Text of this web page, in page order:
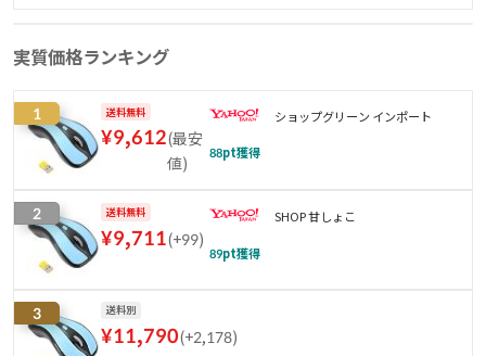
実質価格ランキング
1 送料無料
¥9,612(最安
値)
ショップグリーン インポート
88pt獲得
2 送料無料
¥9,711(+99)
SHOP 甘しょこ
89pt獲得
3 送料別
¥11,790(+2,178)